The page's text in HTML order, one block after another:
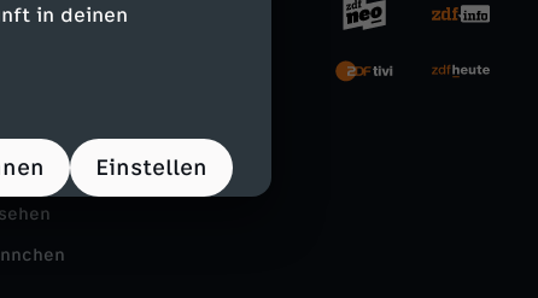
in deinen
Einstellen